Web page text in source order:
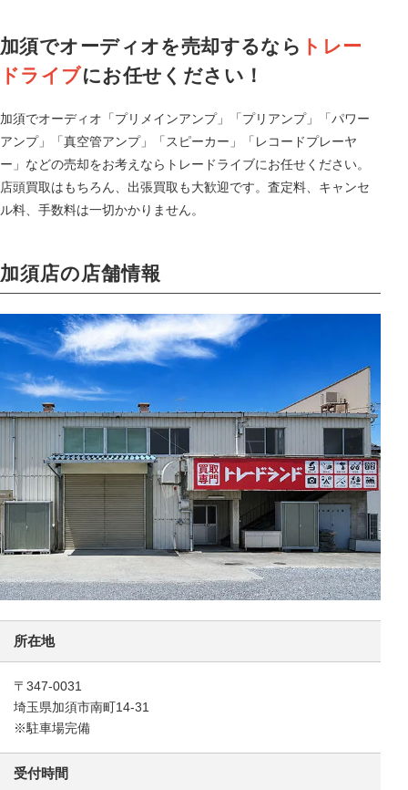
加須でオーディオを売却するなら トレー
ドライブにお任せください！
加須でオーディオ「プリメインアンプ」「プリアンプ」「パワー
アンプ」「真空管アンプ」「スピーカー」「レコードプレーヤ
ー」などの売却をお考えならトレードライブにお任せください。
店頭買取はもちろん、出張買取も大歓迎です。査定料、キャンセ
ル料、手数料は一切かかりません。
加須店の店舗情報
所在地
〒347-0031
埼玉県加須市南町14-31
※駐車場完備
受付時間